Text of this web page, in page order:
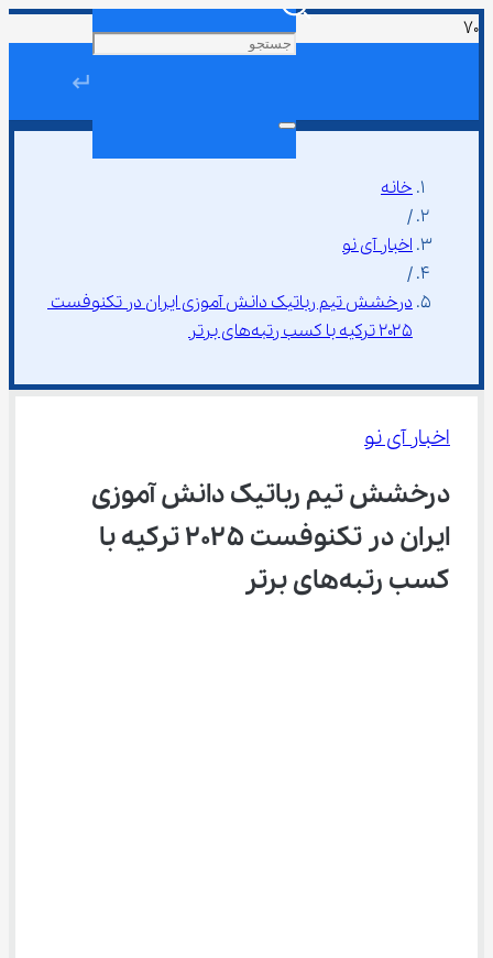
↵
خانه
/
اخبار آی نو
/
درخشش تیم رباتیک دانش ‌آموزی ایران در تکنوفست
۲۰۲۵ ترکیه با کسب رتبه‌های برتر
اخبار آی نو
درخشش تیم رباتیک دانش ‌آموزی
ایران در تکنوفست ۲۰۲۵ ترکیه با
کسب رتبه‌های برتر